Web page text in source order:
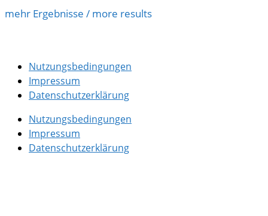
mehr Ergebnisse / more results
Nutzungsbedingungen
Impressum
Datenschutzerklärung
Nutzungsbedingungen
Impressum
Datenschutzerklärung